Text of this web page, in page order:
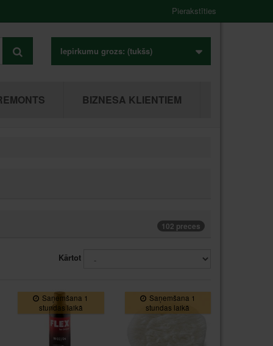
Pierakstīties
Iepirkumu grozs: (tukšs)
BIZNESA KLIENTIEM
102 preces
Kārtot
Saņemšana 1
stundas laikā
Saņemšana 1
stundas laikā